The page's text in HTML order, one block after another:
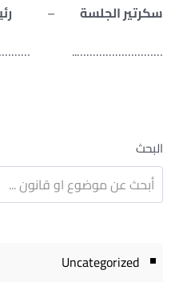
سكرتير الجلسة –
………………………….
البحث
Uncategorized